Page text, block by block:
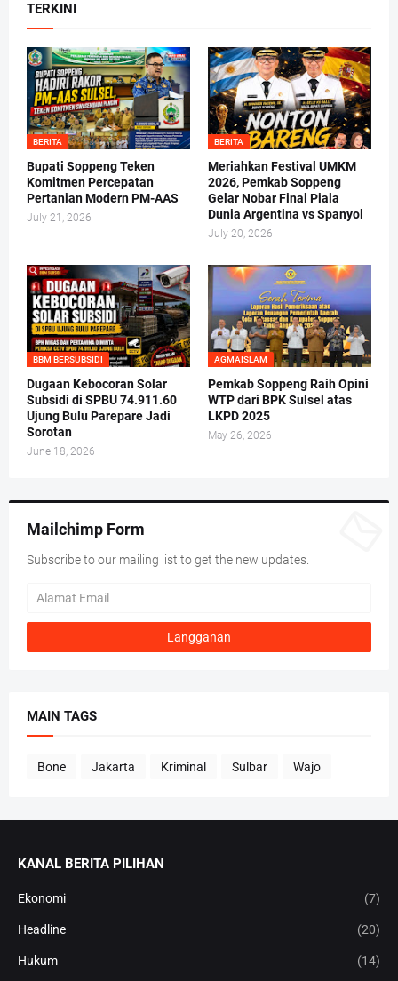
TERKINI
BERITA
Bupati Soppeng Teken
Komitmen Percepatan
Pertanian Modern PM-AAS
July 21, 2026
BERITA
Meriahkan Festival UMKM
2026, Pemkab Soppeng
Gelar Nobar Final Piala
Dunia Argentina vs Spanyol
July 20, 2026
BBM BERSUBSIDI
Dugaan Kebocoran Solar
Subsidi di SPBU 74.911.60
Ujung Bulu Parepare Jadi
Sorotan
June 18, 2026
AGMAISLAM
Pemkab Soppeng Raih Opini
WTP dari BPK Sulsel atas
LKPD 2025
May 26, 2026
Mailchimp Form
Subscribe to our mailing list to get the new updates.
MAIN TAGS
Bone Jakarta Kriminal Sulbar Wajo
KANAL BERITA PILIHAN
Ekonomi (7)
Headline (20)
Hukum (14)